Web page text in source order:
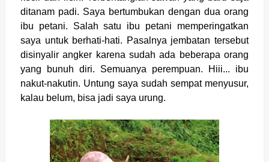
ditanam padi. Saya bertumbukan dengan dua orang
ibu petani. Salah satu ibu petani memperingatkan
saya untuk berhati-hati. Pasalnya jembatan tersebut
disinyalir angker karena sudah ada beberapa orang
yang bunuh diri. Semuanya perempuan. Hiii... ibu
nakut-nakutin. Untung saya sudah sempat menyusur,
kalau belum, bisa jadi saya urung.